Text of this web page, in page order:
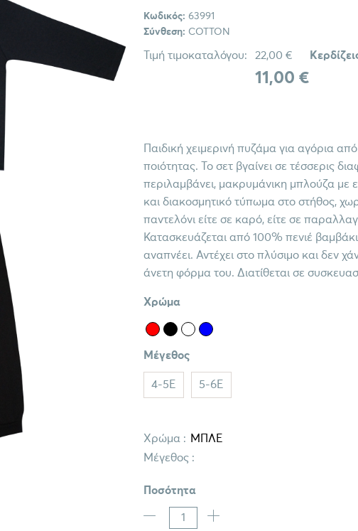
Κωδικός: 63991
Σύνθεση: COTTON
Τιμή τιμοκαταλόγου: 22,00 €
11,00 €
Παιδική χειμερινή πυζάμα για αγόρια
ποιότητας. Το σετ βγαίνει σε τέσσερις
περιλαμβάνει, μακρυμάνικη μπλούζα με
και διακοσμητικό τύπωμα στο στήθος,
παντελόνι είτε σε καρό, είτε σε
Κατασκευάζεται από 100% πενιέ
αναπνέει. Αντέχει στο πλύσιμο και δεν
άνετη φόρμα του. Διατίθεται σε
Χρώμα
Μέγεθος
4-5E 5-6E
Χρώμα :
Μέγεθος :
Ποσότητα